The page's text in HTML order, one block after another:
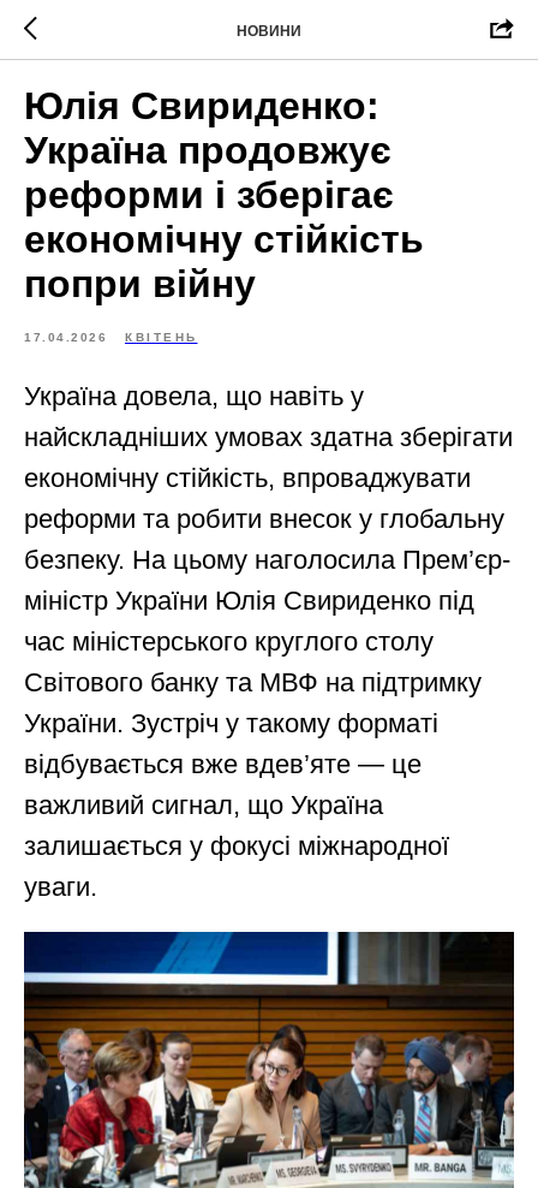
НОВИНИ
Юлія Свириденко:
Україна продовжує
реформи і зберігає
економічну стійкість
попри війну
17.04.2026 КВІТЕНЬ
Україна довела, що навіть у
найскладніших умовах здатна зберігати
економічну стійкість, впроваджувати
реформи та робити внесок у глобальну
безпеку. На цьому наголосила Прем’єр-
міністр України Юлія Свириденко під
час міністерського круглого столу
Світового банку та МВФ на підтримку
України. Зустріч у такому форматі
відбувається вже вдев’яте — це
важливий сигнал, що Україна
залишається у фокусі міжнародної
уваги.